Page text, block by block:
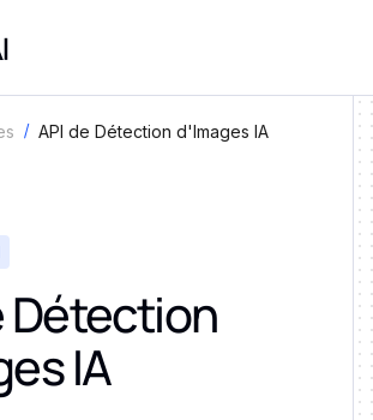
API de Détection d'Images IA
Détection
IA